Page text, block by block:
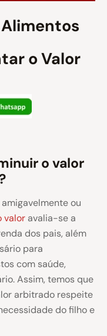
o Valor
o valor
ou
valor avalia-se a
dos pais, além
para
com saúde,
Assim, temos que
arbitrado respeite
do filho e